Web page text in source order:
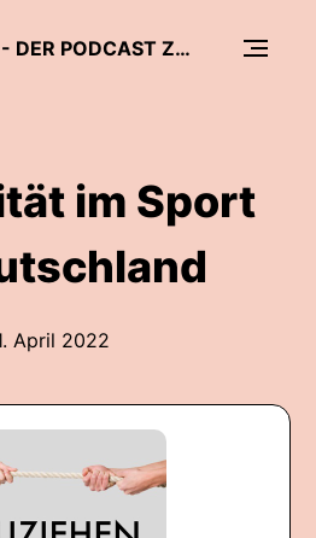
TAUZIEHEN - DER PODCAST ZU POLITIK UND SPORT!
im Sport
April 2022